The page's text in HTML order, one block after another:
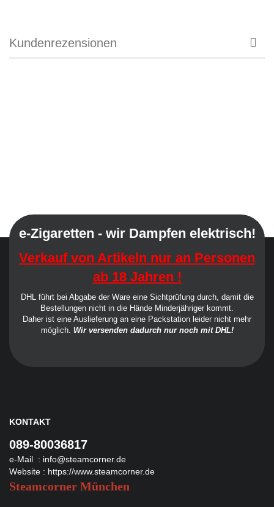
Kundenrezensionen
e-Zigaretten - wir Dampfen elektrisch!
Verkauf von Artikeln nur an Personen
ab 18 Jahren !
DHL führt bei Abgabe der Ware eine Sichtprüfung durch, damit die
Bestellungen nicht in die Hände Minderjähriger kommt.
Daher ist eine Auslieferung an eine Packstation leider nicht mehr
möglich. Wir versenden dadurch nur noch mit DHL!
KONTAKT
089-80036817
e-Mail : info@steamcorner.de
Website : https://www.steamcorner.de
Steamcorner München